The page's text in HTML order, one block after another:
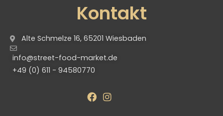
Kontakt
Alte Schmelze 16, 65201 Wiesbaden
info@street-food-market.de
+49 (0) 611 - 94580770